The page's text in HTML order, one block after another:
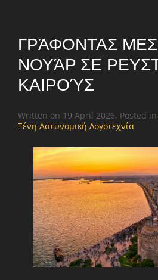
ΓΡΆΦΟΝΤΑΣ
ΝΟΥΆΡ ΣΕ
ΚΑΙΡΟΎΣ
Written on 19 April 2026. Posted in
Ξένη Αστυνομική Λογοτεχνία